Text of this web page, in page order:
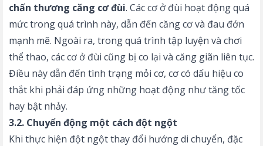
chấn thương căng cơ đùi. Các cơ ở đùi hoạt động quá
mức trong quá trình này, dẫn đến căng cơ và đau đớn
mạnh mẽ. Ngoài ra, trong quá trình tập luyện và chơi
thể thao, các cơ ở đùi cũng bị co lại và căng giãn liên tục.
Điều này dẫn đến tình trạng mỏi cơ, cơ có dấu hiệu co
thắt khi phải đáp ứng những hoạt động như tăng tốc
hay bật nhảy.
3.2. Chuyển động một cách đột ngột
Khi thực hiện đột ngột thay đổi hướng di chuyển, đặc